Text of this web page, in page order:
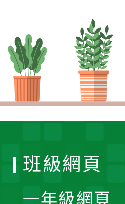
班級網頁
一年級網頁